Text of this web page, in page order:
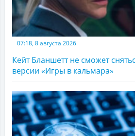
07:18, 8 августа 2026
Кейт Бланшетт не сможет
версии «Игры в кальмара»